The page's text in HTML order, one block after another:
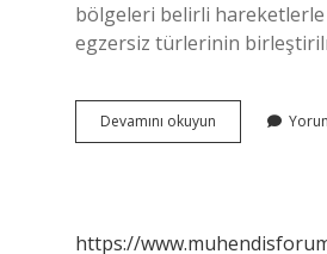
bölgeleri belirli hareketlerle
egzersiz türlerinin
Devamını okuyun
Antrenmani
https://